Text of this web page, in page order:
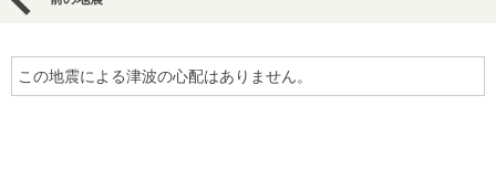
この地震による津波の心配はありません。